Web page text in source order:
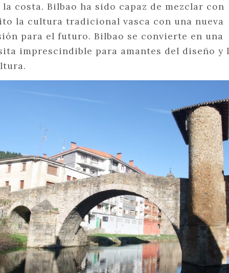
la costa. Bilbao ha sido capaz de mezclar con
la cultura tradicional vasca con una nueva
para el futuro. Bilbao se convierte en una
imprescindible para amantes del diseño y